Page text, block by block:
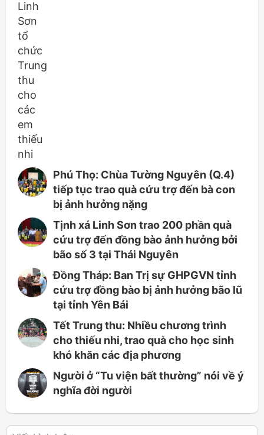
Phú Thọ: Chùa Tường Nguyên (Q.4)
tiếp tục trao quà cứu trợ đến bà con
bị ảnh hưởng nặng
Tịnh xá Linh Sơn trao 200 phần quà
cứu trợ đến đồng bào ảnh hưởng bởi
bão số 3 tại Thái Nguyên
Đồng Tháp: Ban Trị sự GHPGVN tỉnh
cứu trợ đồng bào bị ảnh hưởng bão lũ
tại tỉnh Yên Bái
Tết Trung thu: Nhiều chương trình
cho thiếu nhi, trao quà cho học sinh
khó khăn các địa phương
Người ở “Tu viện bất thường” nói về ý
nghĩa đời người